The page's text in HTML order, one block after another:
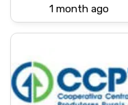
1 month ago